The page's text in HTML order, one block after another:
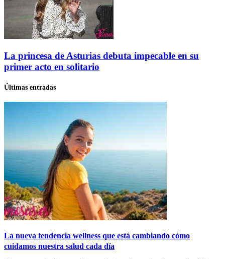
La princesa de Asturias debuta impecable en su
primer acto en solitario
Últimas entradas
La nueva tendencia wellness que está cambiando cómo
cuidamos nuestra salud cada día